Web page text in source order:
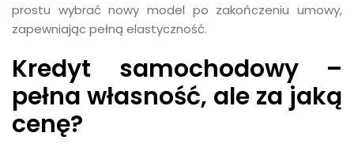
prostu wybrać nowy model po zakończeniu umowy,
zapewniając pełną elastyczność.
Kredyt samochodowy –
pełna własność, ale za jaką
cenę?